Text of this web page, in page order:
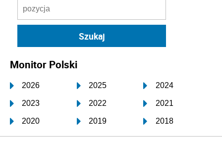
Monitor Polski
2026 2025 2024
2023 2022 2021
2020 2019 2018
2017 2016 2015